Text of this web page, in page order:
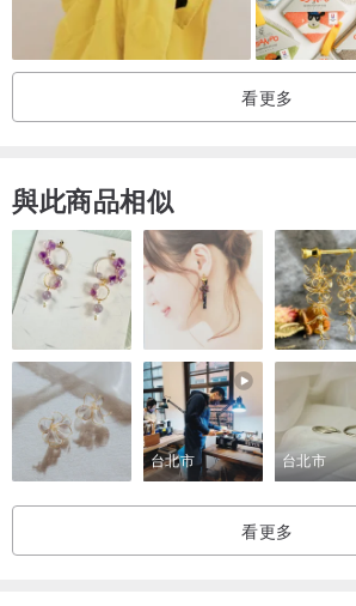
看更多
與此商品相似
台北市 台北市
看更多